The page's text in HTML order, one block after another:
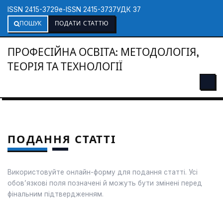
ISSN 2415-3729e-ISSN 2415-3737УДК 37
ПОШУК
ПОДАТИ СТАТТЮ
ПРОФЕСІЙНА ОСВІТА: МЕТОДОЛОГІЯ,
ТЕОРІЯ ТА ТЕХНОЛОГІЇ
ПОДАННЯ СТАТТІ
Використовуйте онлайн-форму для подання статті. Усі
обов’язкові поля позначені й можуть бути змінені перед
фінальним підтвердженням.